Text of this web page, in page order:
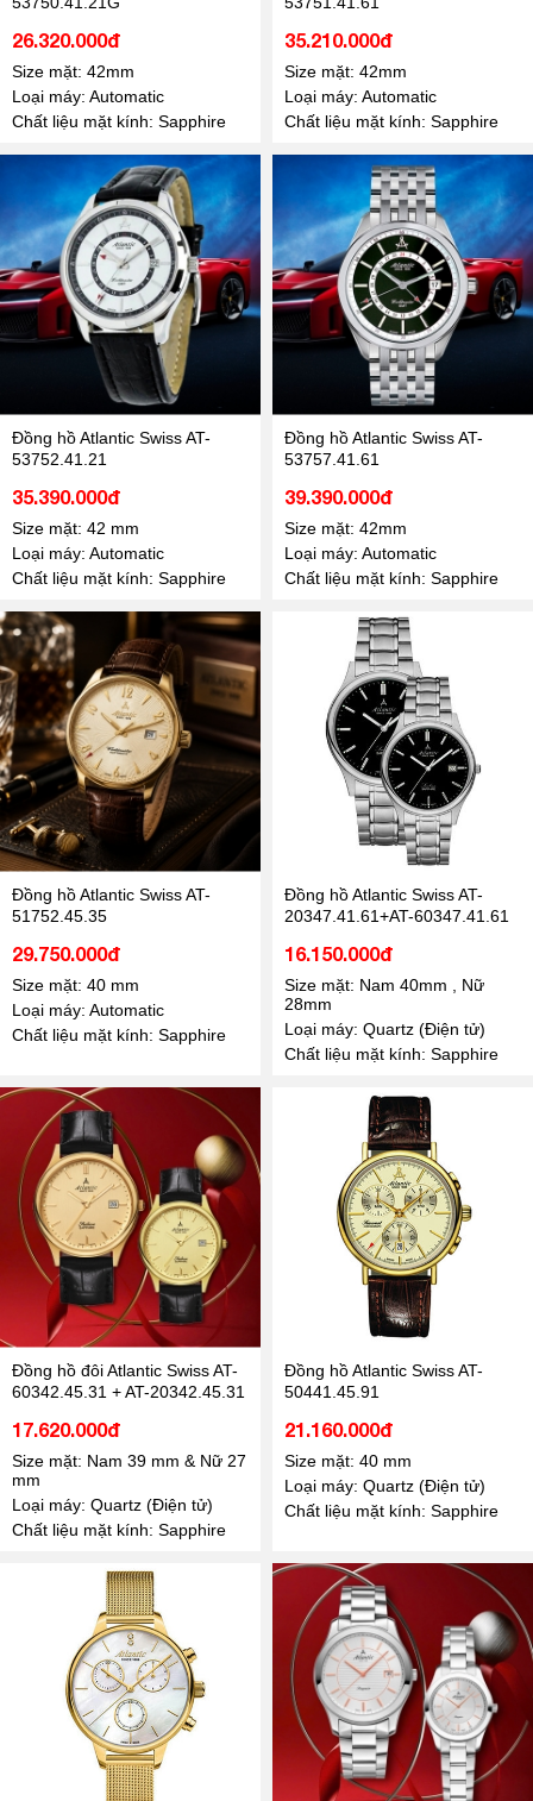
26.320.000đ
Size mặt: 42mm
Loại máy: Automatic
Chất liệu mặt kính: Sapphire
35.210.000đ
Size mặt: 42mm
Loại máy: Automatic
Chất liệu mặt kính: Sapphire
Đồng hồ Atlantic Swiss AT-
53752.41.21
35.390.000đ
Size mặt: 42 mm
Loại máy: Automatic
Chất liệu mặt kính: Sapphire
Đồng hồ Atlantic Swiss AT-
53757.41.61
39.390.000đ
Size mặt: 42mm
Loại máy: Automatic
Chất liệu mặt kính: Sapphire
Đồng hồ Atlantic Swiss AT-
51752.45.35
29.750.000đ
Size mặt: 40 mm
Loại máy: Automatic
Chất liệu mặt kính: Sapphire
Đồng hồ Atlantic Swiss AT-
20347.41.61+AT-60347.41.61
16.150.000đ
Size mặt: Nam 40mm , Nữ
28mm
Loại máy: Quartz (Điện tử)
Chất liệu mặt kính: Sapphire
Đồng hồ đôi Atlantic Swiss AT-
60342.45.31 + AT-20342.45.31
17.620.000đ
Size mặt: Nam 39 mm & Nữ 27
mm
Loại máy: Quartz (Điện tử)
Chất liệu mặt kính: Sapphire
Đồng hồ Atlantic Swiss AT-
50441.45.91
21.160.000đ
Size mặt: 40 mm
Loại máy: Quartz (Điện tử)
Chất liệu mặt kính: Sapphire